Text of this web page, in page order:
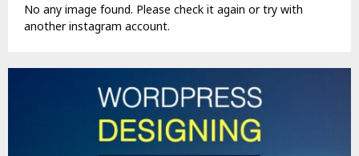
No any image found. Please check it again or try with
another instagram account.